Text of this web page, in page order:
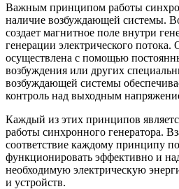
Важным принципом работы
наличие возбуждающей системы.
создает магнитное поле внутри
генерации электрического
осуществлена с помощью
возбуждения или других
возбуждающей системы
контроль над выходным
Каждый из этих принципов
работы синхронного генератора.
соответствие каждому принципу
функционировать эффективно и
необходимую электрическую
и устройств.